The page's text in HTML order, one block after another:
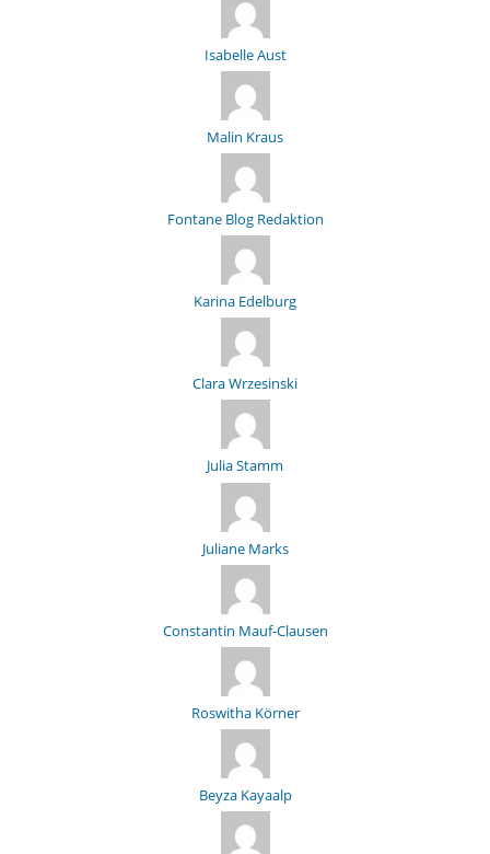
Isabelle Aust
Malin Kraus
Fontane Blog Redaktion
Karina Edelburg
Clara Wrzesinski
Julia Stamm
Juliane Marks
Constantin Mauf-Clausen
Roswitha Körner
Beyza Kayaalp